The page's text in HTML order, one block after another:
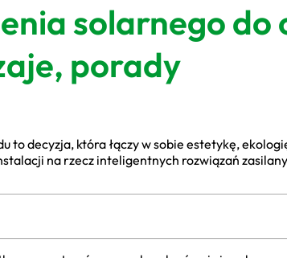
solarnego do
porady
to decyzja, która łączy w sobie estetykę,
na rzecz inteligentnych rozwiązań